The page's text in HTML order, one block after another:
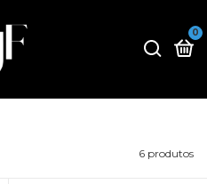
0
6 produtos